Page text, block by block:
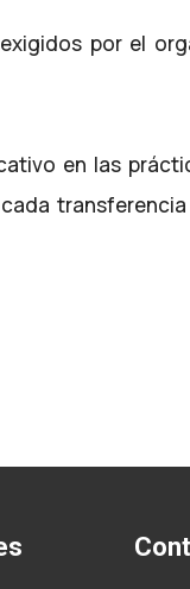
por el
en las